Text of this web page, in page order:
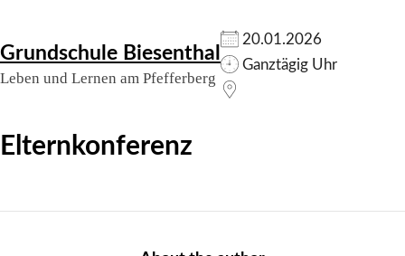
to
Grundschule Biesenthal
Leben und Lernen am Pfefferberg
Elternkonferenz
20.01.2026
Ganztägig Uhr